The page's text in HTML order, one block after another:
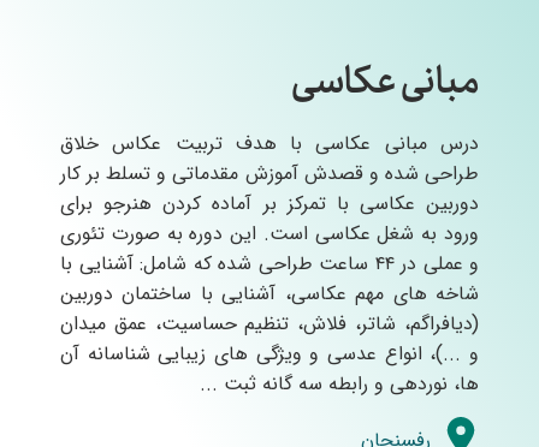
مبانی عکاسی
درس مبانی عکاسی با هدف تربیت عکاس خلاق
طراحی شده و قصدش آموزش مقدماتی و تسلط بر کار
دوربین عکاسی با تمرکز بر آماده کردن هنرجو برای
ورود به شغل عکاسی است. این دوره به صورت تئوری
و عملی در ۴۴ ساعت طراحی شده که شامل: آشنایی با
شاخه های مهم عکاسی، آشنایی با ساختمان دوربین
(دیافراگم، شاتر، فلاش، تنظیم حساسیت، عمق میدان
و ...)، انواع عدسی و ویژگی های زیبایی شناسانه آن
ها، نوردهی و رابطه سه گانه ثبت ...
رفسنجان